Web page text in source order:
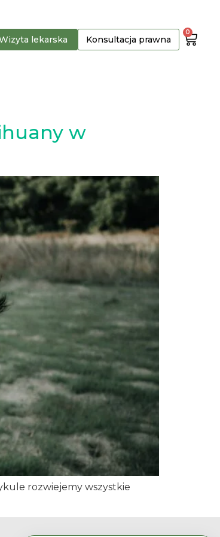
lekarska Konsultacja prawna
0
w
rozwiejemy wszystkie